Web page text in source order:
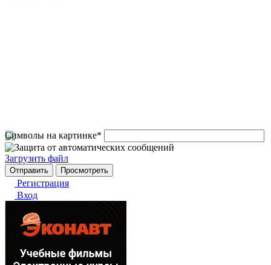
Символы на картинке*
Загрузить файл
Регистрация
Вход